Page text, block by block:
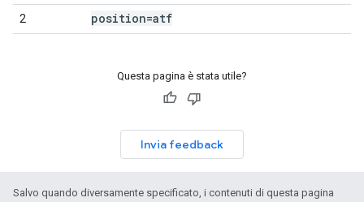
2 position=atf
Questa pagina è stata utile?
Invia feedback
Salvo quando diversamente specificato, i contenuti di questa pagina